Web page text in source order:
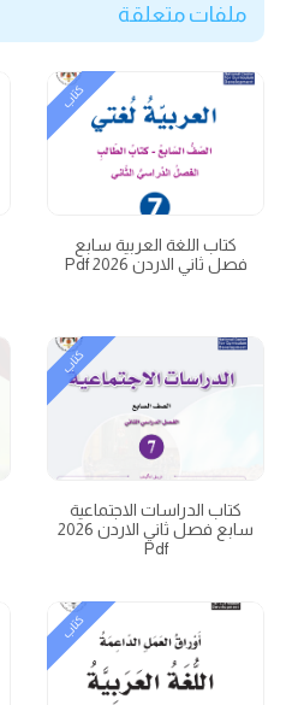
ملفات متعلقة
كتاب اللغة العربية سابع
فصل ثاني الاردن 2026 Pdf
كتاب
كتاب الدراسات الاجتماعية
سابع فصل ثاني الاردن 2026
Pdf
كتاب
كتاب